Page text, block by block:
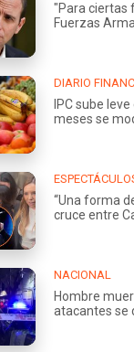
"Para ciertas
Fuerzas
DIARIO
IPC sube
meses se
“Una forma
cruce entre
NACIONAL
Hombre
atacantes se